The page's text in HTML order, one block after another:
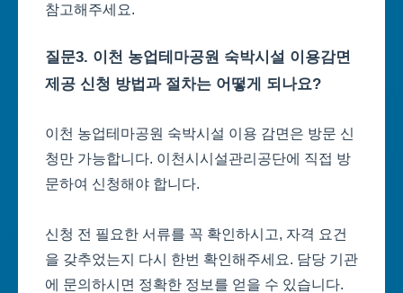
참고해주세요.
질문3. 이천 농업테마공원 숙박시설 이용감면
제공 신청 방법과 절차는 어떻게 되나요?
이천 농업테마공원 숙박시설 이용 감면은 방문 신
청만 가능합니다. 이천시시설관리공단에 직접 방
문하여 신청해야 합니다.
신청 전 필요한 서류를 꼭 확인하시고, 자격 요건
을 갖추었는지 다시 한번 확인해주세요. 담당 기관
에 문의하시면 정확한 정보를 얻을 수 있습니다.